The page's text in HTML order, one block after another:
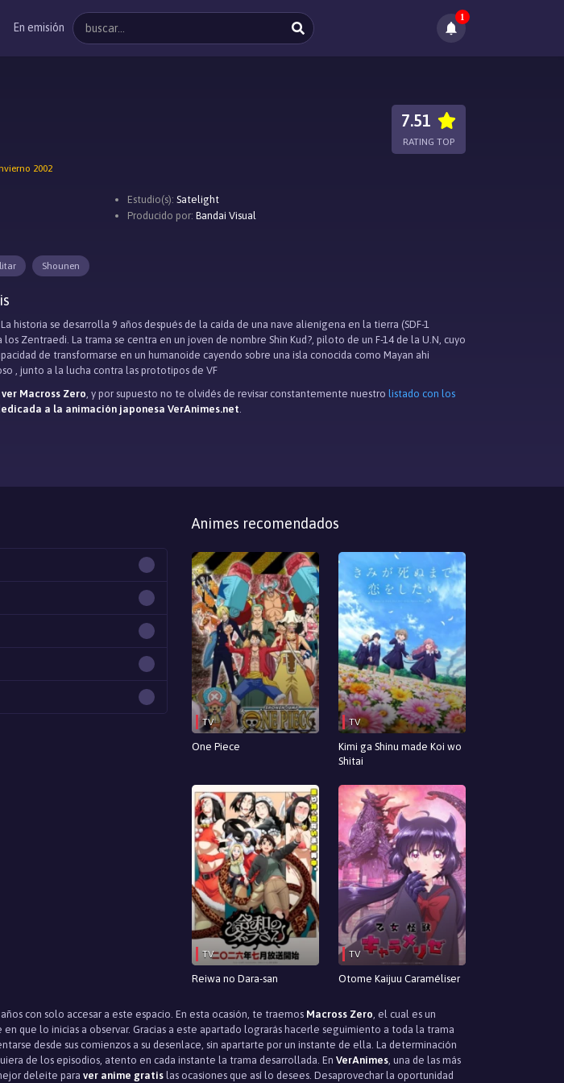
En emisión
1
2002
7.51
RATING TOP
Estudio(s): Satelight
Producido por: Bandai Visual
Shounen
historia se desarrolla 9 años después de la caída de una nave alienígena en la tierra (SDF-1
Zentraedi. La trama se centra en un joven de nombre Shin Kud?, piloto de un F-14 de la U.N, cuyo
de transformarse en un humanoide cayendo sobre una isla conocida como Mayan ahi
, junto a la lucha contra las prototipos de VF
ver Macross Zero, y por supuesto no te olvidés de revisar constantemente nuestro listado con los
a la animación japonesa VerAnimes.net.
Animes recomendados
TV
One Piece
TV
Kimi ga Shinu made Koi wo
Shitai
TV
Reiwa no Dara-san
TV
Otome Kaijuu Caraméliser
con solo accesar a este espacio. En esta ocasión, te traemos Macross Zero, el cual es un
que lo inicias a observar. Gracias a este apartado lograrás hacerle seguimiento a toda la trama
desde sus comienzos a su desenlace, sin apartarte por un instante de ella. La determinación
de los episodios, atento en cada instante la trama desarrollada. En VerAnimes, una de las más
deleite para ver anime gratis las ocasiones que así lo desees. Desaprovechar la oportunidad